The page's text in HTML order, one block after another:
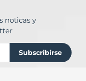
noticas y
Subscribirse